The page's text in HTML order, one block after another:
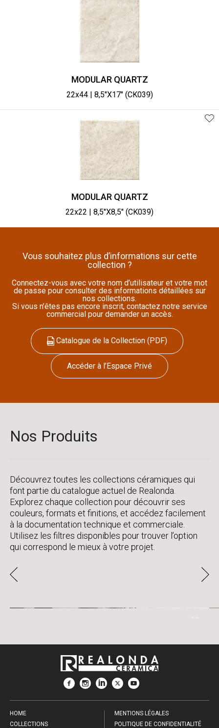
MODULAR QUARTZ
22x44 | 8,5"X17" (CK039)
MODULAR QUARTZ
22x22 | 8,5"X8,5" (CK039)
Vous souhaitez plus d’informations sur cette
collection ?
Connectez-vous avec votre nom d’utilisateur et votre mot
de passe pour consulter des informations détaillées sur
nos collections.
Si vous n’êtes pas encore inscrit, contactez notre service
commercial pour demander un accès.
Catalogue de la Collection (PDF)
Accéder à l’Espace Privé
Nos Produits
Découvrez toutes les collections céramiques qui
font partie du catalogue actuel de Realonda.
Explorez chaque collection pour découvrir ses
couleurs, formats et finitions, et accédez facilement
à la documentation technique et commerciale.
Utilisez les filtres disponibles pour trouver l’option
qui correspond le mieux à votre projet.
HOME
COLLECTIONS
MENTIONS LÉGALES
POLITIQUE DE CONFIDENTIALITÉ